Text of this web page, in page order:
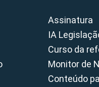
Assinatura
IA
Curso da
Monitor de
Conteúdo